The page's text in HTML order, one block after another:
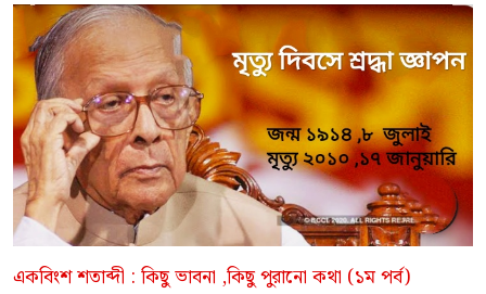
একবিংশ শতাব্দী : কিছু ভাবনা ,কিছু পুরানো কথা (১ম পর্ব)